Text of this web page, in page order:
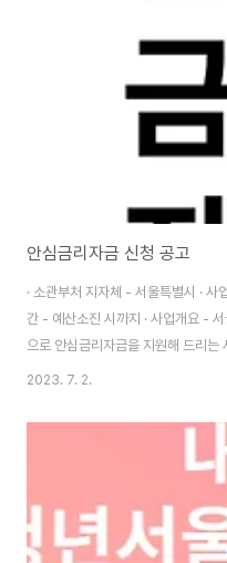
안심금리자금 신청 공고
· 소관부처 지자체 - 서울특별시 · 사
간 - 예산소진 시까지 · 사업개요 -
으로 안심금리자금을 지원해 드리
소상공인 ◎안심금리자금 지원 서울
이상 ②대표자 개인신용평점 595
근 1년 이내 재단의 보증을 이용한
한 및 보증억제 기업3. 신청기간 :
청방법1) 은행모바일 앱 비대면 신
(혹은 앱스..
2023. 7. 2.